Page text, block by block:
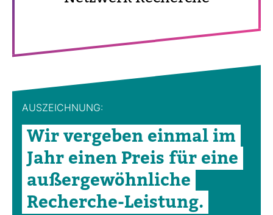
AUS­ZEICH­NUNG:
Wir ver­geben einmal im
Jahr einen Preis für eine
außer­ge­wöhn­liche
Recherche-​Leis­tung.